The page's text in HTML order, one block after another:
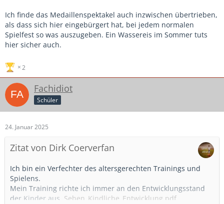
Ich finde das Medaillenspektakel auch inzwischen übertrieben,
als dass sich hier eingebürgert hat, bei jedem normalen
Spielfest so was auszugeben. Ein Wassereis im Sommer tuts
hier sicher auch.
2
Fachidiot
Schüler
24. Januar 2025
Zitat von Dirk Coerverfan
Ich bin ein Verfechter des altersgerechten Trainings und
Spielens.
Mein Training richte ich immer an den Entwicklungsstand
der Kinder aus. Sehen_Kindliche_Entwicklung.pdf